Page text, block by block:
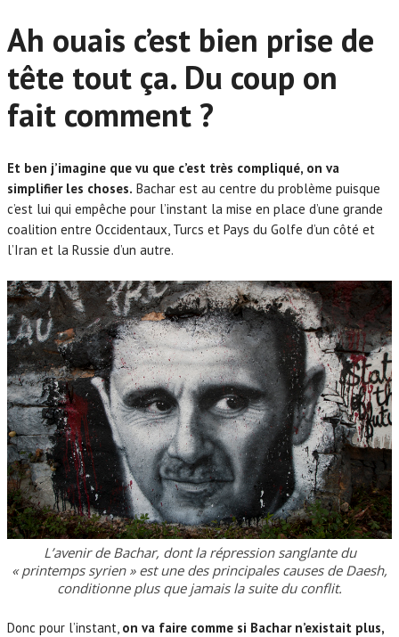
région.
Depuis la fin de la Première guerre mondiale et l’échec de
la création d’un Kurdistan
Quand les
Américains battent Saddam, ils donnent aux Kurdes d’Iraq des
moyens et un semblant d’autonomie.
sont pour l’instant les seuls à réussir à contenir Daesh dans le
Le problème c’est que les Kurdes profitent de la situation pour
transformer en Irak et en Syrie une autonomie de principe en une
indépendance de fait.
se pose aussi le problème
des territoires non kurdes, où ces derniers n’ont aucun intérêt à
aller se battre.
Ah ouais c’est bien prise de
tête tout ça. Du coup on
fait comment ?
Et ben j’imagine que vu que c’est très compliqué, on va
simplifier les choses. Bachar est au centre du problème puisque
c’est lui qui empêche pour l’instant la mise en place d’une grande
coalition entre Occidentaux, Turcs et Pays du Golfe d’un côté et
l’Iran et la Russie d’un autre.
L’avenir de Bachar, dont la répression sanglante du
« printemps syrien » est une des principales causes de Daesh,
conditionne plus que jamais la suite du conflit.
Donc pour l’instant, on va faire comme si Bachar n’existait plus,